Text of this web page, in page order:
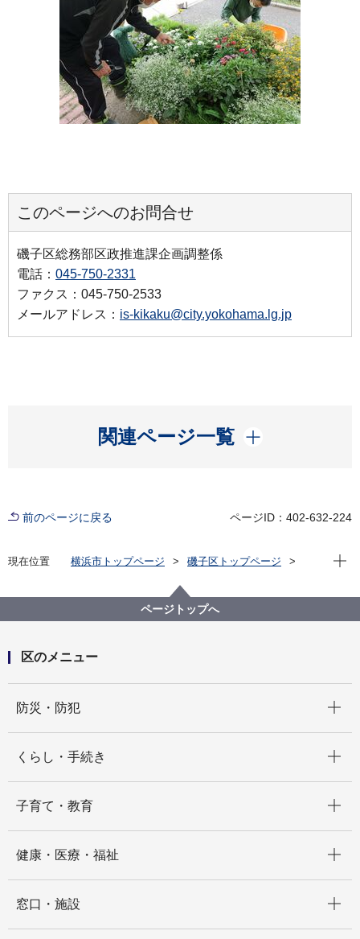
このページへのお問合せ
磯子区総務部区政推進課企画調整係
電話： 045-750-2331
ファクス：045-750-2533
メールアドレス： is-kikaku@city.yokohama.lg.jp
関連ページ一覧
開く
前のページに戻る ページID：402-632-224
現在位置 横浜市トップページ
磯子区トップページ
ISOGOフォトニュース
「花の育て方講座 秋まき編」を開催しました！
現在
ページトップへ
区のメニュー
防災・防犯
くらし・手続き
子育て・教育
健康・医療・福祉
窓口・施設